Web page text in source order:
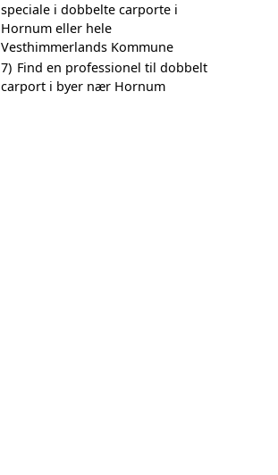
speciale i dobbelte carporte i
Hornum eller hele
Vesthimmerlands Kommune
7) Find en professionel til dobbelt
carport i byer nær Hornum